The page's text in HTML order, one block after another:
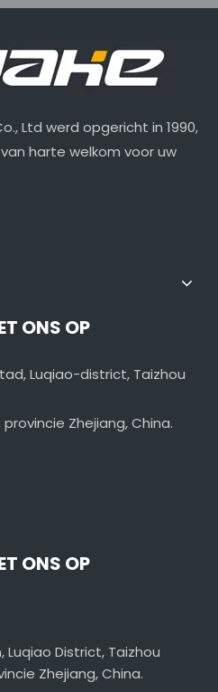
Ltd werd opgericht in 1990,
harte welkom voor uw
ONS OP
Luqiao-district, Taizhou
Zhejiang, China.
ONS OP
Luqiao District, Taizhou
Zhejiang, China.